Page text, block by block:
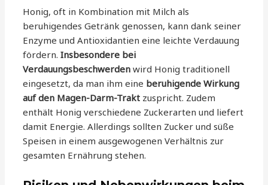
Honig, oft in Kombination mit Milch als
beruhigendes Getränk genossen, kann dank seiner
Enzyme und Antioxidantien eine leichte Verdauung
fördern.Insbesondere bei
Verdauungsbeschwerden wird Honig traditionell
eingesetzt, da man ihm eine beruhigende Wirkung
auf den Magen-Darm-Trakt zuspricht. Zudem
enthält Honig verschiedene Zuckerarten und liefert
damit Energie. Allerdings sollten Zucker und süße
Speisen in einem ausgewogenen Verhältnis zur
gesamten Ernährung stehen.